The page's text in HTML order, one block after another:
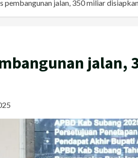
pembangunan jalan, 350 miliar
jalan,